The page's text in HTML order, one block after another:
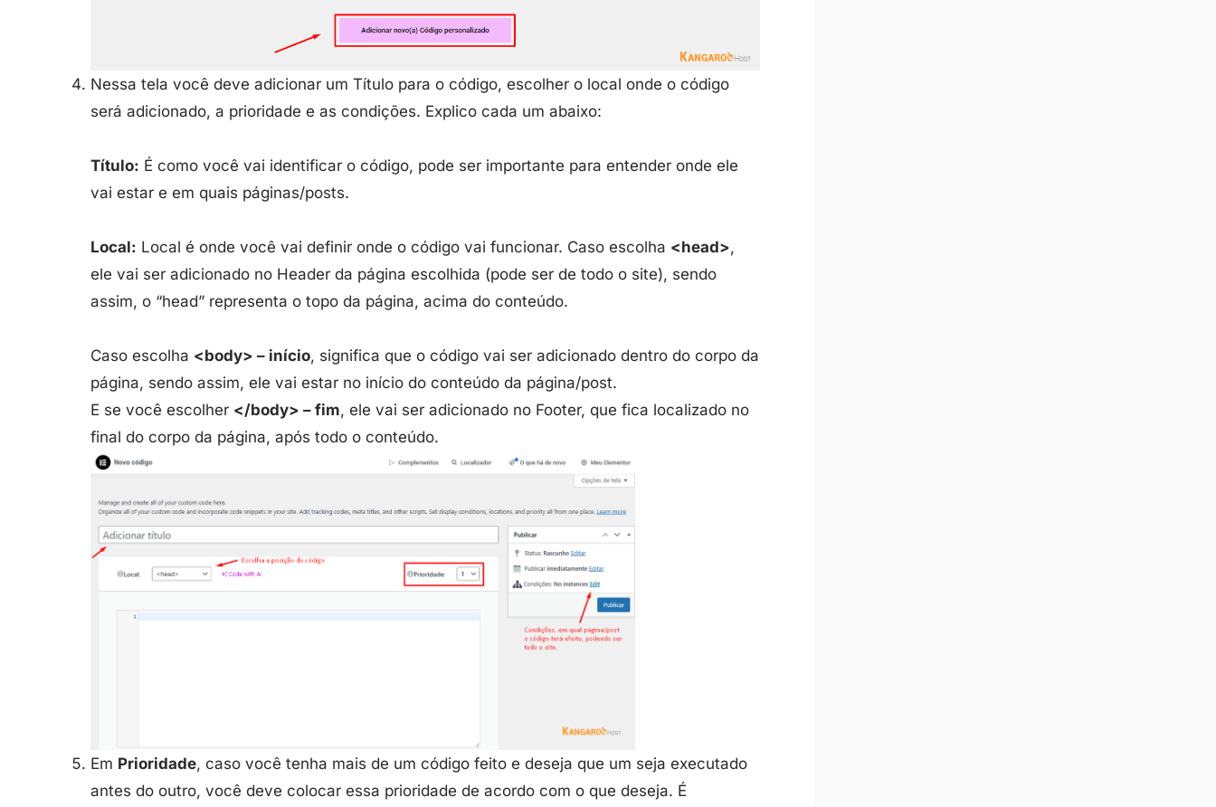
Nessa tela você deve adicionar um Título para o código, escolher o local onde o código
será adicionado, a prioridade e as condições. Explico cada um abaixo:
Título: É como você vai identificar o código, pode ser importante para entender onde ele
vai estar e em quais páginas/posts.
Local: Local é onde você vai definir onde o código vai funcionar. Caso escolha <head>,
ele vai ser adicionado no Header da página escolhida (pode ser de todo o site), sendo
assim, o “head” representa o topo da página, acima do conteúdo.
Caso escolha <body> – início, significa que o código vai ser adicionado dentro do corpo da
página, sendo assim, ele vai estar no início do conteúdo da página/post.
E se você escolher </body> – fim, ele vai ser adicionado no Footer, que fica localizado no
final do corpo da página, após todo o conteúdo.
Em Prioridade, caso você tenha mais de um código feito e deseja que um seja executado
antes do outro, você deve colocar essa prioridade de acordo com o que deseja. É